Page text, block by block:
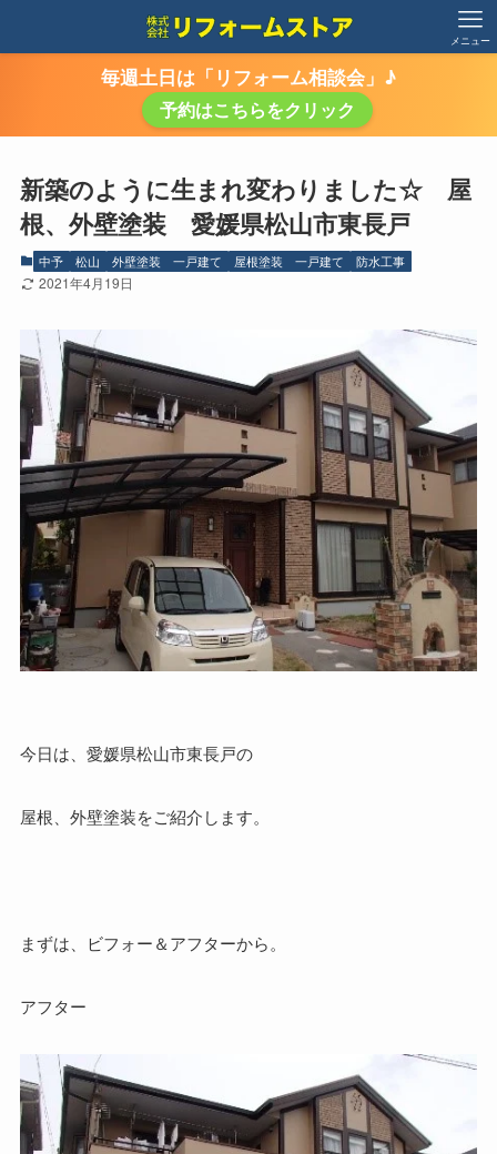
メニュー
毎週土日は「リフォーム相談会」♪
予約はこちらをクリック
新築のように生まれ変わりました☆ 屋
根、外壁塗装 愛媛県松山市東長戸
中予 松山 外壁塗装 一戸建て 屋根塗装 一戸建て 防水工事
2021年4月19日
今日は、愛媛県松山市東長戸の
屋根、外壁塗装をご紹介します。
まずは、ビフォー＆アフターから。
アフター